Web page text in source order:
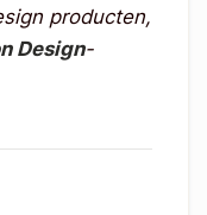
producten,
Design-